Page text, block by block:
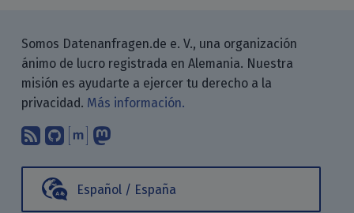
Somos Datenanfragen.de e. V., una organización
ánimo de lucro registrada en Alemania. Nuestra
misión es ayudarte a ejercer tu derecho a la
privacidad. Más información.
Suscríbete a nuestro blog a través
Encuéntranos en GitHub
Encuéntranos en Matrix
Español / España